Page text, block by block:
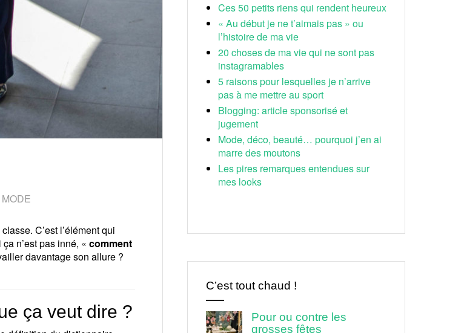
MODE
C’est l’élément qui
n’est pas inné, « comment
davantage son allure ?
ça veut dire ?
Ces 50 petits riens qui rendent heureux
« Au début je ne t’aimais pas » ou
l’histoire de ma vie
20 choses de ma vie qui ne sont pas
instagramables
5 raisons pour lesquelles je n’arrive
pas à me mettre au sport
Blogging: article sponsorisé et
jugement
Mode, déco, beauté… pourquoi j’en ai
marre des moutons
Les pires remarques entendues sur
mes looks
C’est tout chaud !
Pour ou contre les
grosses fêtes